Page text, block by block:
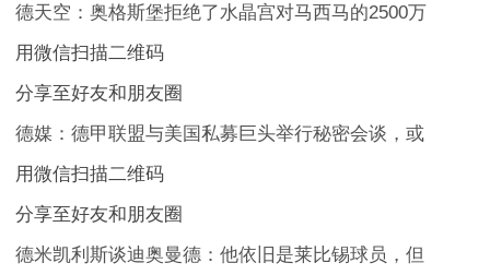
德天空：奥格斯堡拒绝了水晶宫对马西马的2500万
用微信扫描二维码
分享至好友和朋友圈
德媒：德甲联盟与美国私募巨头举行秘密会谈，或
用微信扫描二维码
分享至好友和朋友圈
德米凯利斯谈迪奥曼德：他依旧是莱比锡球员，但